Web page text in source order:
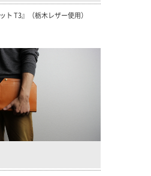
ト T3』（栃木レザー使用）